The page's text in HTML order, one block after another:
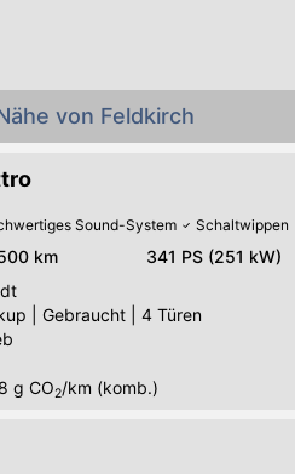
von Feldkirch
Sound-System Schaltwippen
km 341 PS (251 kW)
Gebraucht
4 Türen
g CO2/km (komb.)